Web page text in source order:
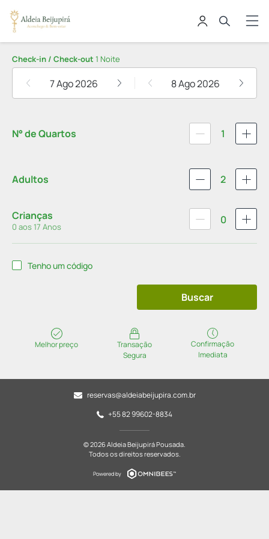
Aldeia Beijupirá Pousada
Check-in / Check-out 1 Noite
7 Ago 2026 8 Ago 2026
N° de Quartos 1
Adultos 2
Crianças
0 aos 17 Anos
0
Tenho um código
Buscar
Melhor preço
Transação
Segura
Confirmação
Imediata
reservas@aldeiabeijupira.com.br
+55 82 99602-8834
© 2026 Aldeia Beijupirá Pousada.
Todos os direitos reservados.
Powered by